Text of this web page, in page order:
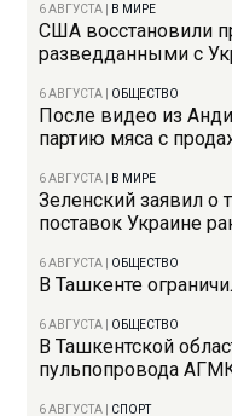
6 АВГУСТА В МИРЕ
США восстановили
разведданными с
6 АВГУСТА ОБЩЕСТВО
После видео из
партию мяса с
6 АВГУСТА В МИРЕ
Зеленский заявил о
поставок Украине
6 АВГУСТА ОБЩЕСТВО
В Ташкенте
6 АВГУСТА ОБЩЕСТВО
В Ташкентской
пульпопровода
6 АВГУСТА СПОРТ